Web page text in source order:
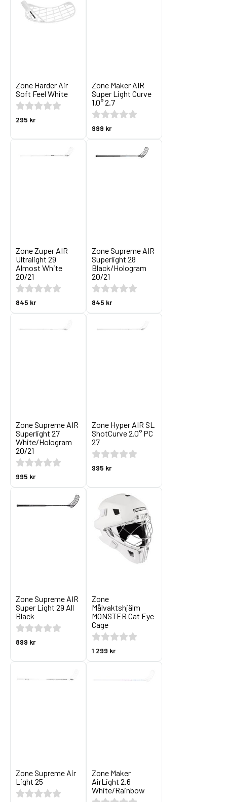
Zone Harder Air
Soft Feel White
295 kr
Zone Maker AIR
Super Light Curve
1.0° 2.7
999 kr
Zone Zuper AIR
Ultralight 29
Almost White
20/21
845 kr
Zone Supreme AIR
Superlight 28
Black/Hologram
20/21
845 kr
Zone Supreme AIR
Superlight 27
White/Hologram
20/21
995 kr
Zone Hyper AIR SL
ShotCurve 2.0° PC
27
995 kr
Zone Supreme AIR
Super Light 29 All
Black
899 kr
Zone
Målvaktshjälm
MONSTER Cat Eye
Cage
1 299 kr
Zone Supreme Air
Light 25
Zone Maker
AirLight 2.6
White/Rainbow